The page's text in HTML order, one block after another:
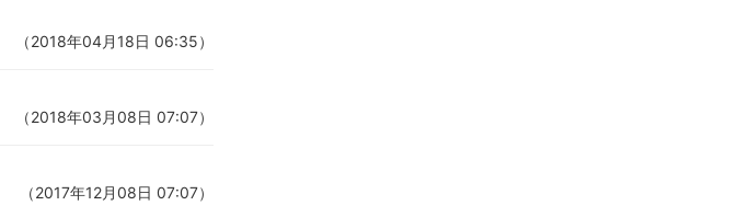
（2018年04月18日 06:35）
（2018年03月08日 07:07）
（2017年12月08日 07:07）